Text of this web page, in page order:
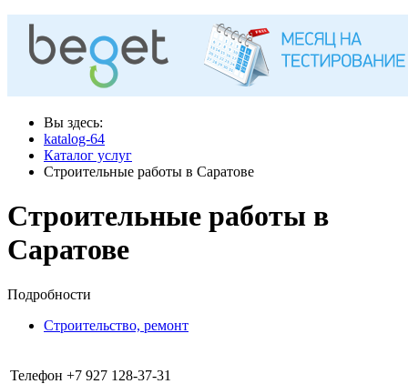
Вы здесь:
katalog-64
Каталог услуг
Строительные работы в Саратове
Строительные работы в
Саратове
Подробности
Строительство, ремонт
Телефон +7 927 128-37-31